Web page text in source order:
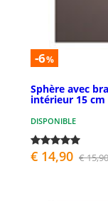
-6%
Sphère avec
intérieur 15 cm
DISPONIBLE
€ 14,90 € 15,90